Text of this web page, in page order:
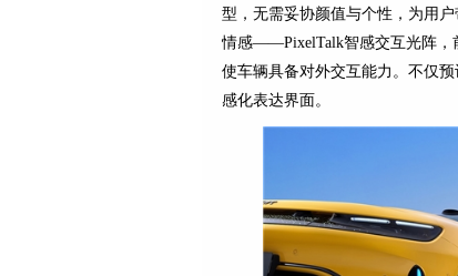
型，无需妥协颜值与个性，为用
情感——PixelTalk智感交互光阵，
使车辆具备对外交互能力。不仅
感化表达界面。